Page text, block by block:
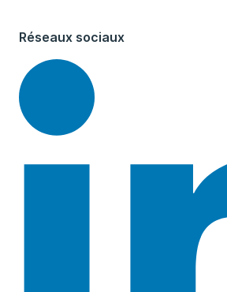
Réseaux sociaux